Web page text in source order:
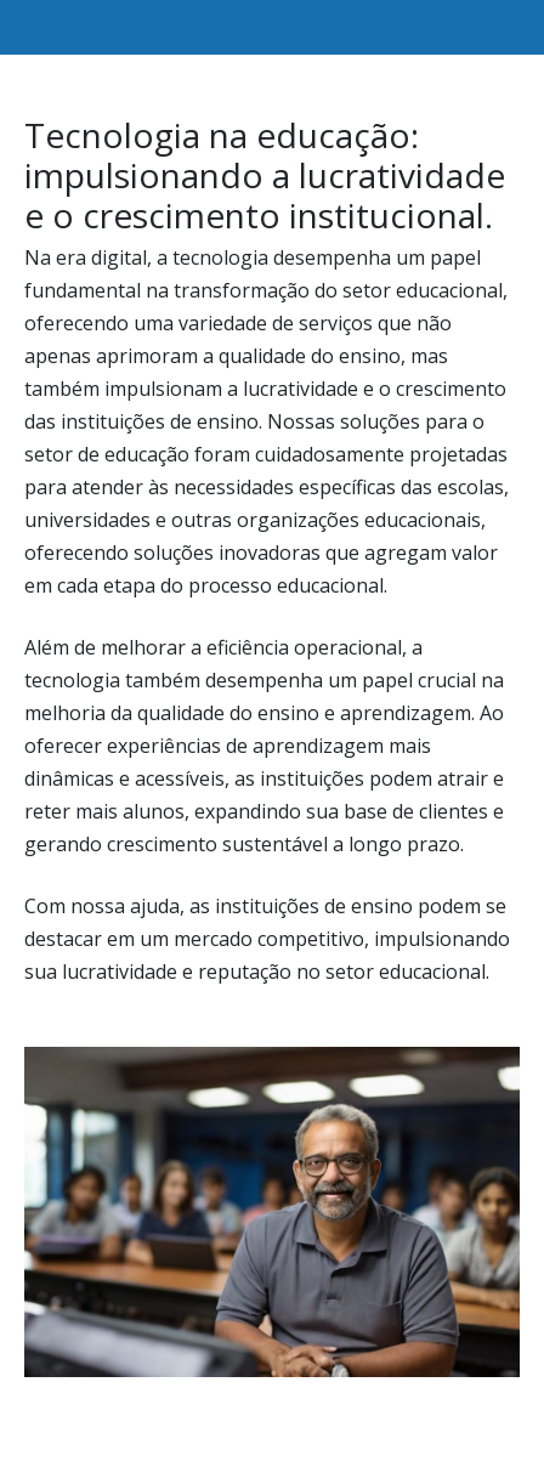
Tecnologia na educação:
impulsionando a lucratividade
e o crescimento institucional.
Na era digital, a tecnologia desempenha um papel
fundamental na transformação do setor educacional,
oferecendo uma variedade de serviços que não
apenas aprimoram a qualidade do ensino, mas
também impulsionam a lucratividade e o crescimento
das instituições de ensino. Nossas soluções para o
setor de educação foram cuidadosamente projetadas
para atender às necessidades específicas das escolas,
universidades e outras organizações educacionais,
oferecendo soluções inovadoras que agregam valor
em cada etapa do processo educacional.
Além de melhorar a eficiência operacional, a
tecnologia também desempenha um papel crucial na
melhoria da qualidade do ensino e aprendizagem. Ao
oferecer experiências de aprendizagem mais
dinâmicas e acessíveis, as instituições podem atrair e
reter mais alunos, expandindo sua base de clientes e
gerando crescimento sustentável a longo prazo.
Com nossa ajuda, as instituições de ensino podem se
destacar em um mercado competitivo, impulsionando
sua lucratividade e reputação no setor educacional.